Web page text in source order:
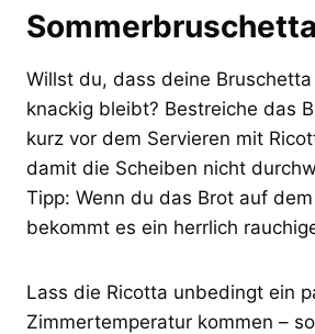
Sommerbruschetta
Willst du, dass deine
knackig bleibt? Bestreiche das
kurz vor dem Servieren mit
damit die Scheiben nicht
Tipp: Wenn du das Brot auf
bekommt es ein herrlich
Lass die Ricotta unbedingt ein
Zimmertemperatur kommen –